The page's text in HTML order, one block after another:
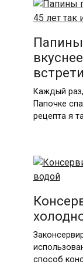
Каждый
Папочке
рецепта я
способ